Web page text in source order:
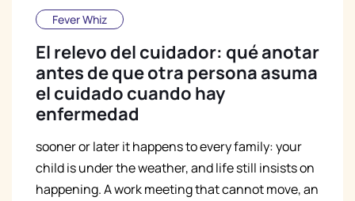
Fever Whiz
El relevo del cuidador: qué anotar
antes de que otra persona asuma
el cuidado cuando hay
enfermedad
sooner or later it happens to every family: your
child is under the weather, and life still insists on
happening. A work meeting that cannot move, an